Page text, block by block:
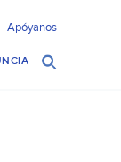
Apóyanos